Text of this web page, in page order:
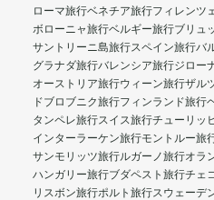
ローマ旅行ベネチア旅行フィレンツ
ボローニャ旅行ベルギー旅行ブリュ
サントリーニ島旅行スペイン旅行バ
グラナダ旅行バレンシア旅行ジロー
オーストリア旅行ウィーン旅行ザル
ドブロブニク旅行フィンランド旅行
タンペレ旅行スイス旅行チューリッ
インターラーケン旅行モントルー旅
サンモリッツ旅行ルガーノ旅行オラ
ハンガリー旅行ブダペスト旅行チェ
リスボン旅行ポルト旅行スウェーデ